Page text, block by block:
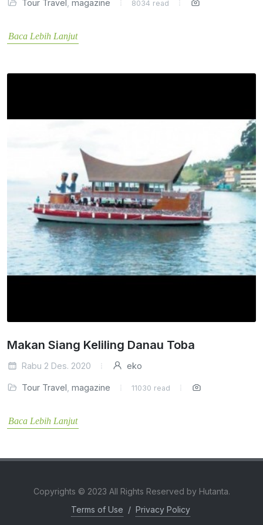
Tour Travel magazine 8034 read
Baca Lebih Lanjut
Makan Siang Keliling Danau Toba
Rabu 2 Des. 2020 eko
Tour Travel magazine 11030 read
Baca Lebih Lanjut
Copyrights © 2023 All Rights Reserved by Hutanta.
Terms of Use / Privacy Policy